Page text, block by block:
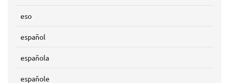
eso
español
española
españole